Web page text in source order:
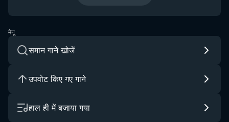
मेनू
समान गाने खोजें
उपवोट किए गए गाने
हाल ही में बजाया गया